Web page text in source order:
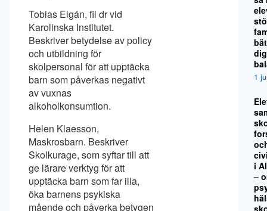
Tobias Elgán, fil dr vid
Karolinska Institutet.
Beskriver betydelse av policy
och utbildning för
skolpersonal för att upptäcka
barn som påverkas negativt
av vuxnas
alkoholkonsumtion.
Helen Klaesson,
Maskrosbarn. Beskriver
Skolkurage, som syftar till att
ge lärare verktyg för att
upptäcka barn som far illa,
öka barnens psykiska
mående och påverka betygen
1
i
–